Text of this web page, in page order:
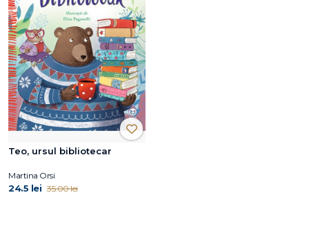
Teo, ursul bibliotecar
Martina Orsi
24.5 lei 35.00 lei